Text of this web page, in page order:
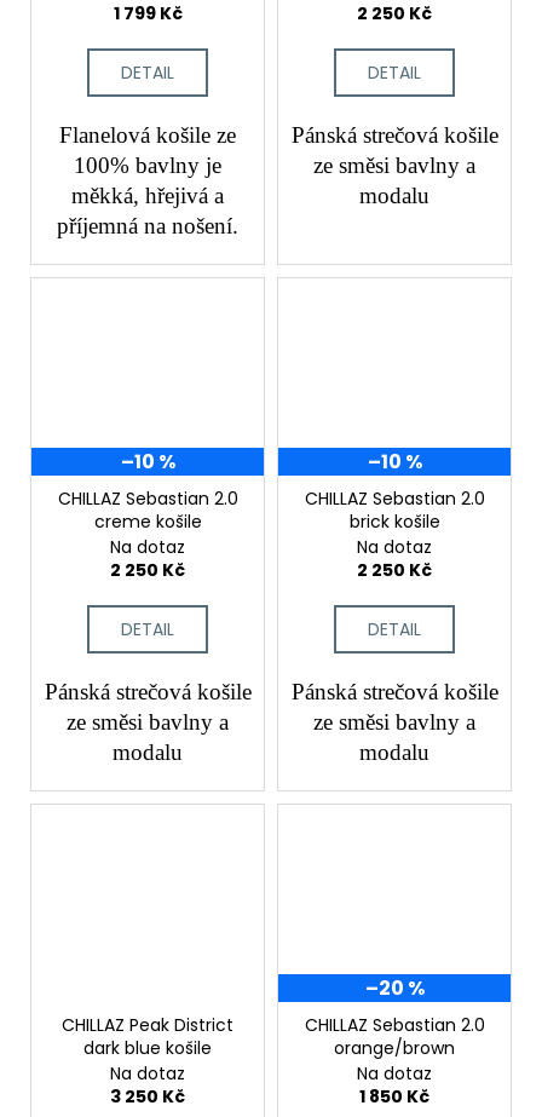
1 799 Kč
DETAIL
Flanelová košile ze
100% bavlny je
měkká, hřejivá a
příjemná na nošení.
2 250 Kč
DETAIL
Pánská strečová košile
ze směsi bavlny a
modalu
–10 %
CHILLAZ Sebastian 2.0
creme košile
Na dotaz
2 250 Kč
DETAIL
Pánská strečová košile
ze směsi bavlny a
modalu
–10 %
CHILLAZ Sebastian 2.0
brick košile
Na dotaz
2 250 Kč
DETAIL
Pánská strečová košile
ze směsi bavlny a
modalu
CHILLAZ Peak District
dark blue košile
Na dotaz
3 250 Kč
–20 %
CHILLAZ Sebastian 2.0
orange/brown
Na dotaz
1 850 Kč